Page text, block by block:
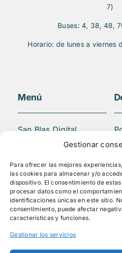
Gestionar
Para ofrecer las mejores
las cookies para almacenar y/o
dispositivo. El consentimiento de
procesar datos como el
identificaciones únicas en este sitio.
consentimiento, puede afectar
características y funciones.
Gestionar los servicios
7)
Buses: 4, 38, 48,
Horario: de lunes a viernes
Menú
San Blas Digital
Quiénes somos
Actividades
Blog
Mediateca
Contacto